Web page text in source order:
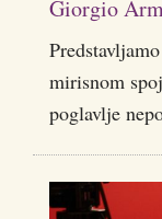
Giorgio
mirisnom
poglavlje